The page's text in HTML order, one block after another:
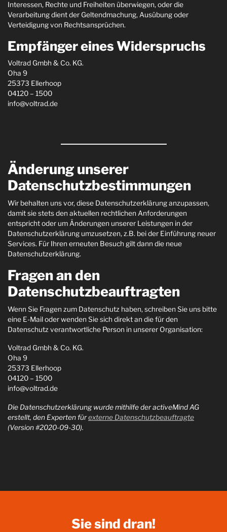
Interessen, Rechte und Freiheiten überwiegen, oder die
Verarbeitung dient der Geltendmachung, Ausübung oder
Verteidigung von Rechtsansprüchen.
Empfänger eines Widerspruchs
Voltrad Gmbh & Co. KG.
Oha 9
25373 Ellerhoop
04120 – 1500
info@voltrad.de
Änderung unserer
Datenschutzbestimmungen
Wir behalten uns vor, diese Datenschutzerklärung anzupassen,
damit sie stets den aktuellen rechtlichen Anforderungen
entspricht oder um Änderungen unserer Leistungen in der
Datenschutzerklärung umzusetzen, z.B. bei der Einführung neuer
Services. Für Ihren erneuten Besuch gilt dann die neue
Datenschutzerklärung.
Fragen an den
Datenschutzbeauftragten
Wenn Sie Fragen zum Datenschutz haben, schreiben Sie uns bitte
eine E-Mail oder wenden Sie sich direkt an die für den
Datenschutz verantwortliche Person in unserer Organisation:
Voltrad Gmbh & Co. KG.
Oha 9
25373 Ellerhoop
04120 – 1500
info@voltrad.de
Die Datenschutzerklärung wurde mithilfe der activeMind AG
erstellt, den Experten fürexterne Datenschutzbeauftragte
(Version #2020-09-30).
Sie sind dran!